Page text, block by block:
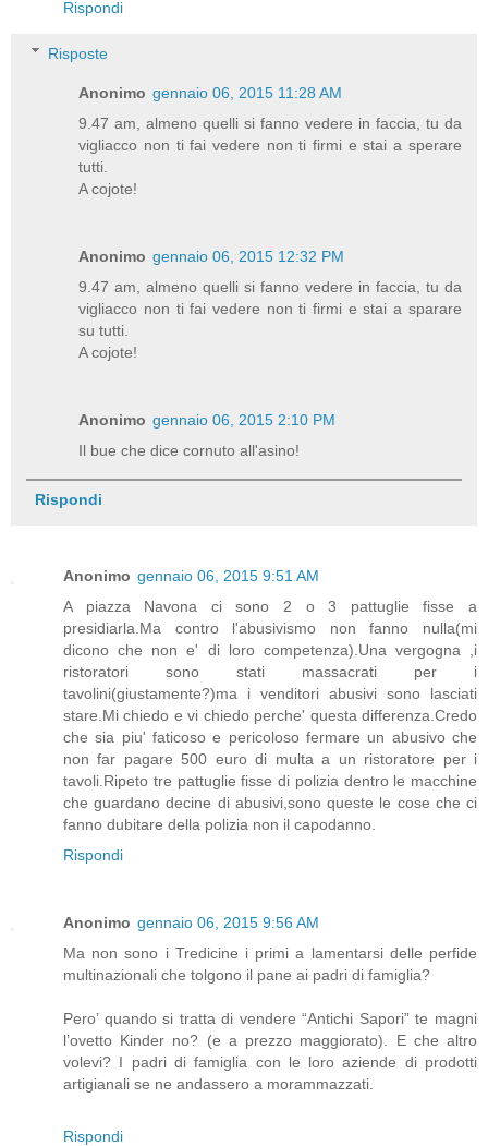
Rispondi
Risposte
Anonimo gennaio 06, 2015 11:28 AM
9.47 am, almeno quelli si fanno vedere in faccia, tu da
vigliacco non ti fai vedere non ti firmi e stai a sperare
tutti.
A cojote!
Anonimo gennaio 06, 2015 12:32 PM
9.47 am, almeno quelli si fanno vedere in faccia, tu da
vigliacco non ti fai vedere non ti firmi e stai a sparare
su tutti.
A cojote!
Anonimo gennaio 06, 2015 2:10 PM
Il bue che dice cornuto all'asino!
Rispondi
Anonimo gennaio 06, 2015 9:51 AM
A piazza Navona ci sono 2 o 3 pattuglie fisse a
presidiarla.Ma contro l'abusivismo non fanno nulla(mi
dicono che non e' di loro competenza).Una vergogna ,i
ristoratori sono stati massacrati per i
tavolini(giustamente?)ma i venditori abusivi sono lasciati
stare.Mi chiedo e vi chiedo perche' questa differenza.Credo
che sia piu' faticoso e pericoloso fermare un abusivo che
non far pagare 500 euro di multa a un ristoratore per i
tavoli.Ripeto tre pattuglie fisse di polizia dentro le macchine
che guardano decine di abusivi,sono queste le cose che ci
fanno dubitare della polizia non il capodanno.
Rispondi
Anonimo gennaio 06, 2015 9:56 AM
Ma non sono i Tredicine i primi a lamentarsi delle perfide
multinazionali che tolgono il pane ai padri di famiglia?
Pero’ quando si tratta di vendere “Antichi Sapori” te magni
l’ovetto Kinder no? (e a prezzo maggiorato). E che altro
volevi? I padri di famiglia con le loro aziende di prodotti
artigianali se ne andassero a morammazzati.
Rispondi